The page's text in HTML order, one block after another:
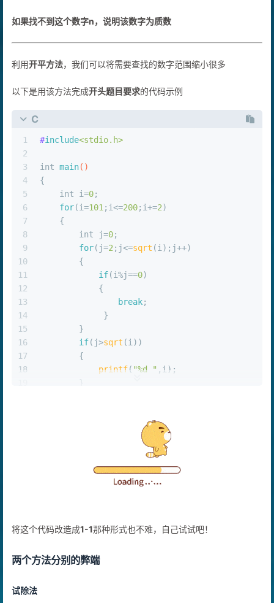
如果找不到这个数字n，说明该数字为质数
利用开平方法，我们可以将需要查找的数字范围缩小很多
以下是用该方法完成开头题目要求的代码示例
C
1
2
3
4
5
6
7
8
9
10
11
12
13
14
15
16
17
18
#include<stdio.h>
int main()
{
int i=0;
for(i=101;i<=200;i+=2)
    {
int j=0;
for(j=2;j<=sqrt (i);j++)
        {
if(i%j==0)
            {
break;
             }
        }
if(j>sqrt (i))
        {
printf( "%d " ,i);
将这个代码改造成1-1那种形式也不难，自己试试吧！
两个方法分别的弊端
试除法